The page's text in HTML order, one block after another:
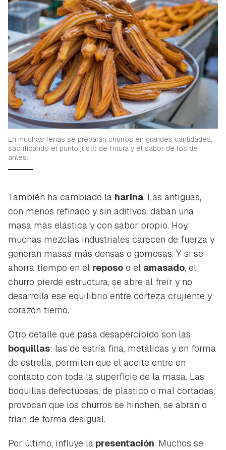
En muchas ferias se preparan churros en grandes cantidades,
sacrificando el punto justo de fritura y el sabor de los de
antes.
También ha cambiado la harina. Las antiguas,
con menos refinado y sin aditivos, daban una
masa más elástica y con sabor propio. Hoy,
muchas mezclas industriales carecen de fuerza y
generan masas más densas o gomosas. Y si se
ahorra tiempo en el reposo o el amasado, el
churro pierde estructura, se abre al freír y no
desarrolla ese equilibrio entre corteza crujiente y
corazón tierno.
Otro detalle que pasa desapercibido son las
boquillas: las de estría fina, metálicas y en forma
de estrella, permiten que el aceite entre en
contacto con toda la superficie de la masa. Las
boquillas defectuosas, de plástico o mal cortadas,
provocan que los churros se hinchen, se abran o
frían de forma desigual.
Por último, influye la presentación. Muchos se